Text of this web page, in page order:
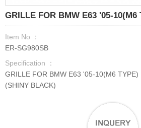
GRILLE FOR BMW E63 '05-10(M6
Item No ：
ER-SG980SB
Specification ：
GRILLE FOR BMW E63 '05-10(M6 TYPE)
(SHINY BLACK)